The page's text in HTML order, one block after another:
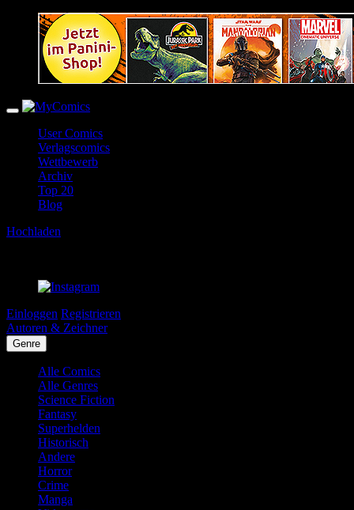
User Comics
Verlagscomics
Wettbewerb
Archiv
Top 20
Blog
Hochladen
Einloggen Registrieren
Autoren & Zeichner
Genre
Alle Comics
Alle Genres
Science Fiction
Fantasy
Superhelden
Historisch
Andere
Horror
Crime
Manga